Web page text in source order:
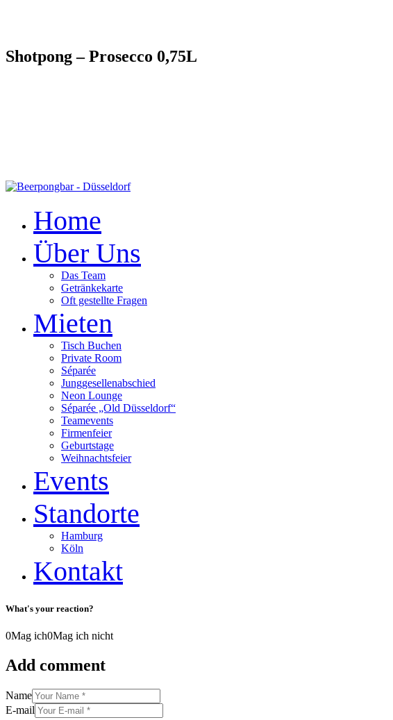
Shotpong – Prosecco 0,75L
Home
Über Uns
Das Team
Getränkekarte
Oft gestellte Fragen
Mieten
Tisch Buchen
Private Room
Séparée
Junggesellenabschied
Neon Lounge
Séparée „Old Düsseldorf“
Teamevents
Firmenfeier
Geburtstage
Weihnachtsfeier
Events
Standorte
Hamburg
Köln
Kontakt
What's your reaction?
0Mag ich0Mag ich nicht
Add comment
Name
E-mail